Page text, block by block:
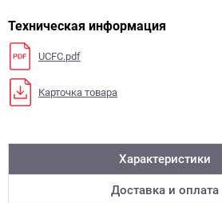
Техническая информация
UCFC.pdf
Карточка товара
Характеристики
Доставка и оплата